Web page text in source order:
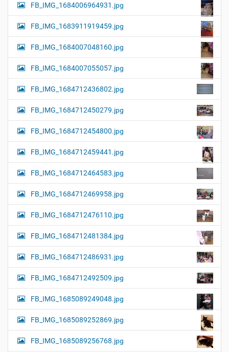
FB_IMG_1684006964931.jpg
FB_IMG_1683911919459.jpg
FB_IMG_1684007048160.jpg
FB_IMG_1684007055057.jpg
FB_IMG_1684712436802.jpg
FB_IMG_1684712450279.jpg
FB_IMG_1684712454800.jpg
FB_IMG_1684712459441.jpg
FB_IMG_1684712464583.jpg
FB_IMG_1684712469958.jpg
FB_IMG_1684712476110.jpg
FB_IMG_1684712481384.jpg
FB_IMG_1684712486931.jpg
FB_IMG_1684712492509.jpg
FB_IMG_1685089249048.jpg
FB_IMG_1685089252869.jpg
FB_IMG_1685089256768.jpg